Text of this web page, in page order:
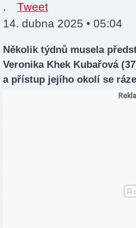
.
Tweet
14. dubna 2025 • 05:04
Několik týdnů musela
Veronika Khek Kubařová
a přístup jejího okolí se